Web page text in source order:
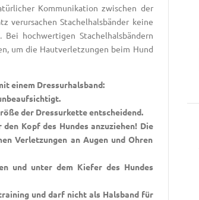
Kommunikation zwischen der
verursachen Stachelhalsbänder keine
hochwertigen Stachelhalsbändern
um die Hautverletzungen beim Hund
einem Dressurhalsband:
der Dressurkette entscheidend.
Kopf des Hundes anzuziehen! Die
Verletzungen an Augen und Ohren
und unter dem Kiefer des Hundes
und darf nicht als Halsband für